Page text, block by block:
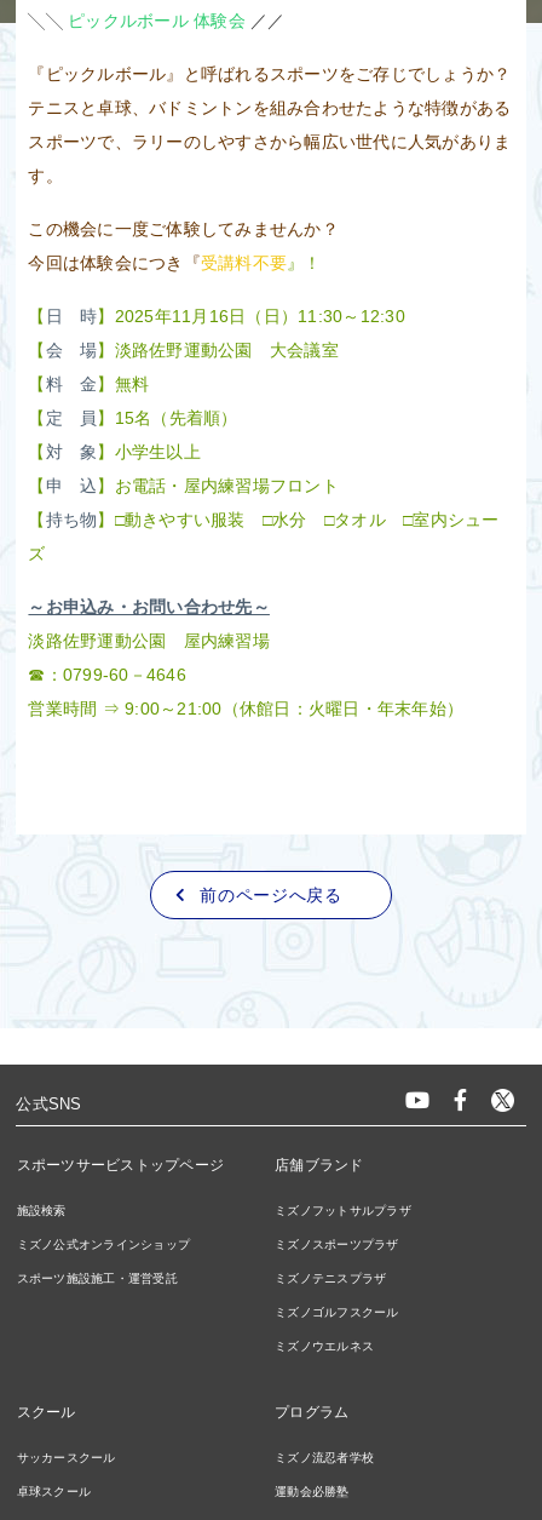
╲╲ ピックルボール 体験会 ／／
『ピックルボール』と呼ばれるスポーツをご存じでしょうか？
テニスと卓球、バドミントンを組み合わせたような特徴がある
スポーツで、ラリーのしやすさから幅広い世代に人気がありま
す。
この機会に一度ご体験してみませんか？
今回は体験会につき『受講料不要』！
【 日 時】2025年11月16日（日）11:30～12:30
【会 場】淡路佐野運動公園 大会議室
【料 金】無料
【 定 員 】15名（先着順）
【対 象】小学生以上
【申 込】お電話・屋内練習場フロント
【持ち物】□動きやすい服装 □水分 □タオル □室内シュー
ズ
～お申込み・お問い合わせ先～
淡路佐野運動公園 屋内練習場
☎：0799‐60－4646
営業時間 ⇒ 9:00～21:00（休館日：火曜日・年末年始）
前のページへ戻る
公式SNS
スポーツサービストップページ
施設検索
ミズノ公式オンラインショップ
スポーツ施設施工・運営受託
店舗ブランド
ミズノフットサルプラザ
ミズノスポーツプラザ
ミズノテニスプラザ
ミズノゴルフスクール
ミズノウエルネス
スクール
サッカースクール
卓球スクール
プログラム
ミズノ流忍者学校
運動会必勝塾